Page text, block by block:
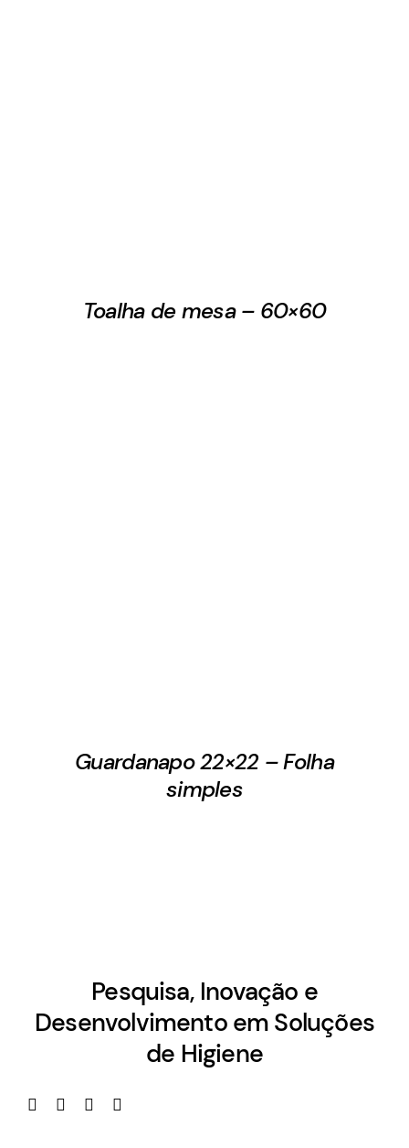
Toalha de mesa – 60×60
Guardanapo 22×22 – Folha
simples
Pesquisa, Inovação e
Desenvolvimento em Soluções
de Higiene